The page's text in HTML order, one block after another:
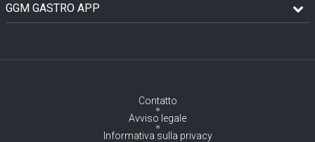
GGM GASTRO APP
Contatto
Avviso legale
Informativa sulla privacy